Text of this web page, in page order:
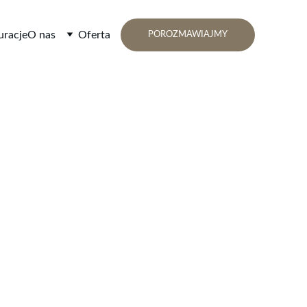
O nas Oferta POROZMAWIAJMY